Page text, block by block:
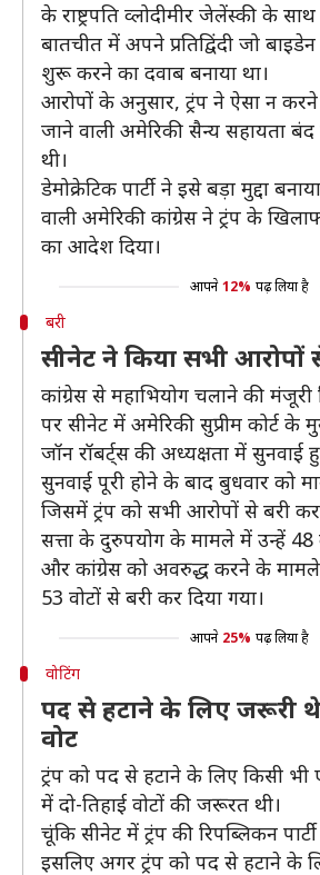
के राष्ट्रपति व्लोदीमीर जेलेंस्की के
बातचीत में अपने प्रतिद्विंदी जो
शुरू करने का दवाब बनाया था।
आरोपों के अनुसार, ट्रंप ने ऐसा न करने
जाने वाली अमेरिकी सैन्य सहायता
थी।
डेमोक्रेटिक पार्टी ने इसे बड़ा मुद्दा
वाली अमेरिकी कांग्रेस ने ट्रंप के
का आदेश दिया।
आपने 12% पढ़ लिया है
बरी
सीनेट ने किया सभी आरोपों
कांग्रेस से महाभियोग चलाने की
पर सीनेट में अमेरिकी सुप्रीम कोर्ट के
जॉन रॉबर्ट्स की अध्यक्षता में सुनवाई
सुनवाई पूरी होने के बाद बुधवार को
जिसमें ट्रंप को सभी आरोपों से बरी कर
सत्ता के दुरुपयोग के मामले में उन्हें
और कांग्रेस को अवरुद्ध करने के
53 वोटों से बरी कर दिया गया।
आपने 25% पढ़ लिया है
वोटिंग
पद से हटाने के लिए जरूरी थे
वोट
ट्रंप को पद से हटाने के लिए किसी
में दो-तिहाई वोटों की जरूरत थी।
चूंकि सीनेट में ट्रंप की रिपब्लिकन
इसलिए अगर ट्रंप को पद से हटाने के